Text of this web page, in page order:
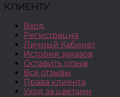
КЛИЕНТУ
Вход
Регистрация
Личный Кабинет
История заказов
Оставить отзыв
Все отзывы
Права клиента
Уход за цветами